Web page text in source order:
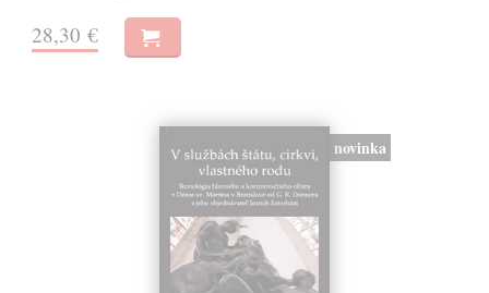
28,30 €
novinka